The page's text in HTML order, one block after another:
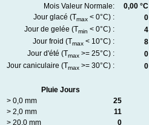
Mois Valeur Normale:
0,00 °C
Jour glacé (Tmax < 0°C) :
0
Jour de gelée (Tmin < 0°C) :
4
Jour froid (Tmax < 10°C) :
8
Jour d'été (Tmax >= 25°C) :
0
Jour caniculaire (Tmax >= 30°C) : 0
Pluie Jours
> 0,0 mm
25
> 2,0 mm
11
> 20,0 mm
0